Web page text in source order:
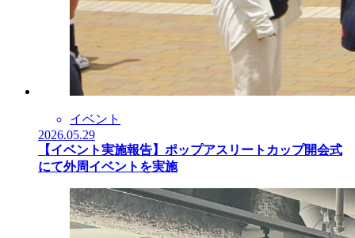
イベント
2026.05.29
【イベント実施報告】ポップアスリートカップ開会式
にて外周イベントを実施